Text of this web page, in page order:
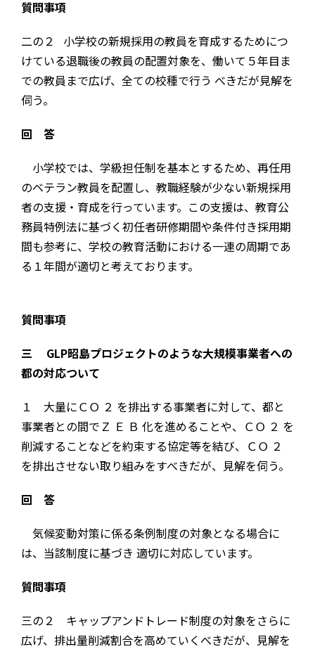
質問事項
二の２ 小学校の新規採用の教員を育成するためにつ
けている退職後の教員の配置対象を、働いて５年目ま
での教員まで広げ、全ての校種で行う べきだが見解を
伺う。
回 答
小学校では、学級担任制を基本とするため、再任用
のベテラン教員を配置し、教職経験が少ない新規採用
者の支援・育成を行っています。この支援は、教育公
務員特例法に基づく初任者研修期間や条件付き採用期
間も参考に、学校の教育活動における一連の周期であ
る１年間が適切と考えております。
質問事項
三 GLP昭島プロジェクトのような大規模事業者への
都の対応ついて
１ 大量にＣＯ ２ を排出する事業者に対して、都と
事業者との間でＺ Ｅ Ｂ 化を進めることや、ＣＯ ２ を
削減することなどを約束する協定等を結び、ＣＯ ２
を排出させない取り組みをすべきだが、見解を伺う。
回 答
気候変動対策に係る条例制度の対象となる場合に
は、当該制度に基づき 適切に対応しています。
質問事項
三の２ キャップアンドトレード制度の対象をさらに
広げ、排出量削減割合を高めていくべきだが、見解を